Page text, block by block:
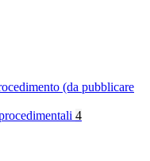
(da pubblicare
4